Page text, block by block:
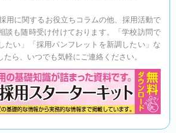
用に関するお役立ちコラムの他、採用活動で
談も随時受け付けております。「学校訪問で
たい」「採用パンフレットを新調したい」な
たら、いつでも気軽にご連絡ください。